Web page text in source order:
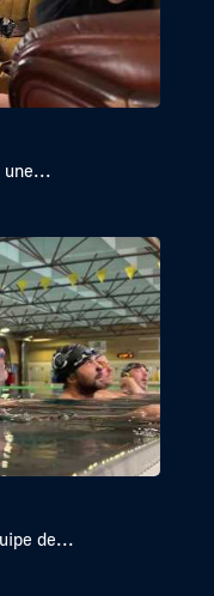
de...